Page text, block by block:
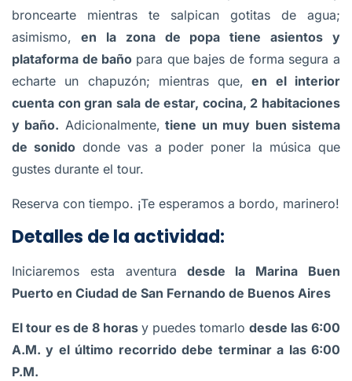
broncearte mientras te salpican gotitas de agua;
asimismo, en la zona de popa tiene asientos y
plataforma de baño para que bajes de forma segura a
echarte un chapuzón; mientras que, en el interior
cuenta con gran sala de estar, cocina, 2 habitaciones
y baño. Adicionalmente, tiene un muy buen sistema
de sonidodonde vas a poder poner la música que
gustes durante el tour.
Reserva con tiempo. ¡Te esperamos a bordo, marinero!
Detalles de la actividad:
Iniciaremos esta aventura desde la Marina Buen
Puerto en Ciudad de San Fernando de Buenos Aires
El tour es de 8 horas y puedes tomarlo desde las 6:00
A.M. y el último recorrido debe terminar a las 6:00
P.M.